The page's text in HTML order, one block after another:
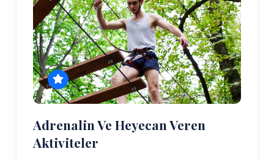
Adrenalin Ve Heyecan Veren
Aktiviteler